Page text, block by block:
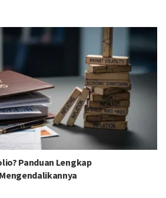
Panduan Lengkap